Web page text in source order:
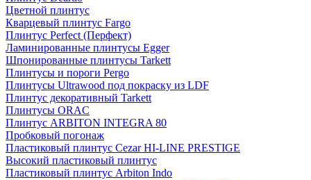
Цветной плинтус
Кварцевый плинтус Fargo
Плинтус Perfect (Перфект)
Ламинированные плинтусы Egger
Шпонированные плинтусы Tarkett
Плинтусы и пороги Pergo
Плинтусы Ultrawood под покраску из LDF
Плинтус декоративный Tarkett
Плинтусы ORAC
Плинтус ARBITON INTEGRA 80
Пробковый погонаж
Пластиковый плинтус Cezar HI-LINE PRESTIGE
Высокий пластиковый плинтус
Пластиковый плинтус Arbiton Indo